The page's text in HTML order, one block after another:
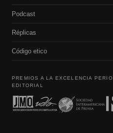
Podcast
Réplicas
Código etico
PREMIOS A LA EXCELENCIA
EDITORIAL